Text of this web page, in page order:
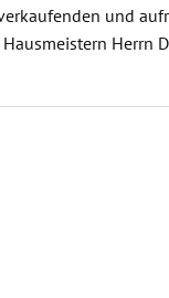
und
Herrn